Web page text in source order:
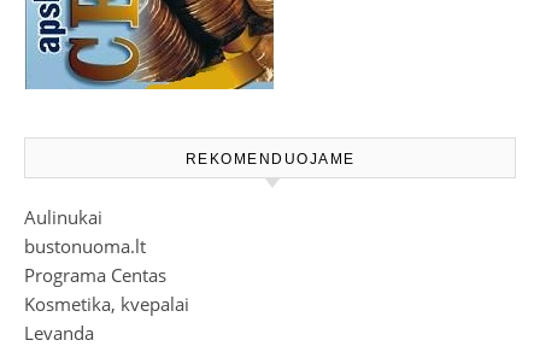
REKOMENDUOJAME
Aulinukai
bustonuoma.lt
Programa Centas
Kosmetika, kvepalai
Levanda